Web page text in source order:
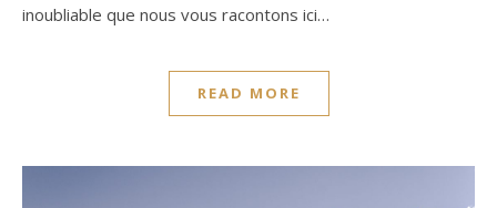
inoubliable que nous vous racontons ici…
READ MORE